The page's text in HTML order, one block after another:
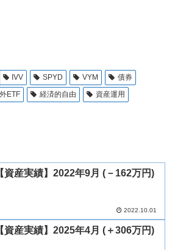
IVV SPYD VYM
債券
ETF 経済的自由 資産運用
【資産実績】2022年9月 (－162万円)
2022.10.01
【資産実績】2025年4月 (＋306万円)